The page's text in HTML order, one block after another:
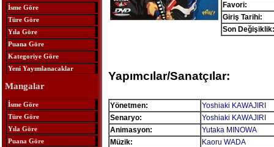
İsme Göre
Türe Göre
Yıla Göre
Puana Göre
Kategoriye Göre
Yeni Yayımlanacaklar
Mangalar
İsme Göre
Türe Göre
Yıla Göre
Puana Göre
Favori:
Giriş Tarihi:
Son Değişiklik:
Yapımcılar/Sanatçılar:
Yönetmen:
Yoshiaki KAWAJIRI
Senaryo:
Yoshiaki KAWAJIRI
Animasyon:
Yutaka MINOWA
Müzik:
Kaoru WADA